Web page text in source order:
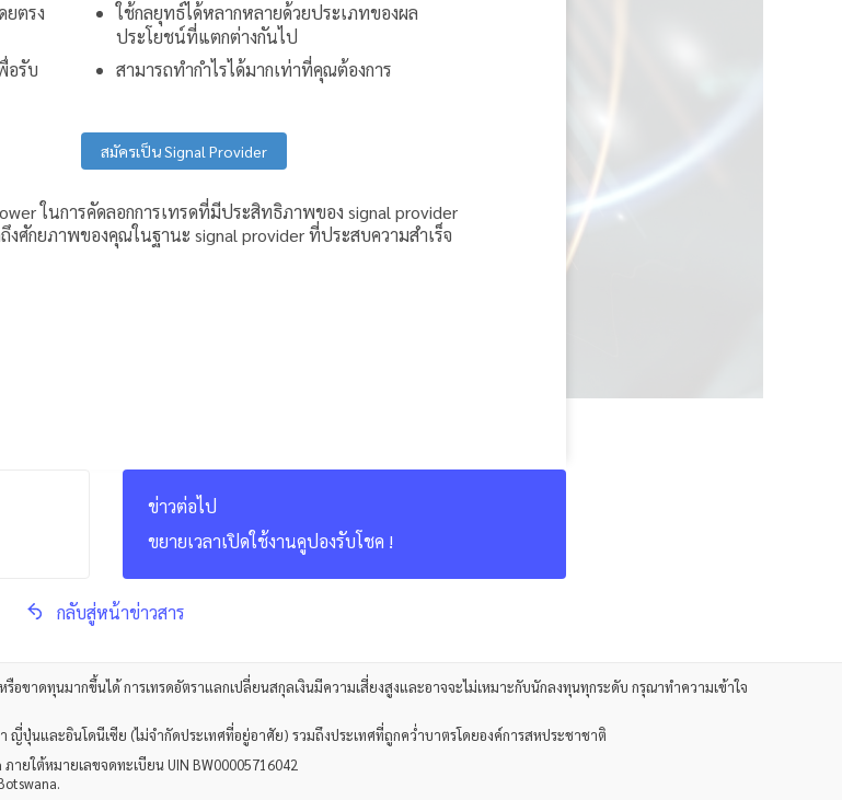
ยตรง
อรับ
ใช้กลยุทธ์ได้หลากหลายด้วยประเภทของผล
ประโยชน์ที่แตกต่างกันไป
สามารถทำกำไรได้มากเท่าที่คุณต้องการ
สมัครเป็น Signal Provider
ในการคัดลอกการเทรดที่มีประสิทธิภาพของ signal provider
ศักยภาพของคุณในฐานะ signal provider ที่ประสบความสำเร็จ
ข่าวต่อไป
ขยายเวลาเปิดใช้งานคูปองรับโชค !
กลับสู่หน้าข่าวสาร
รือขาดทุนมากขึ้นได้ การเทรดอัตราแลกเปลี่ยนสกุลเงินมีความเสี่ยงสูงและอาจจะไม่เหมาะกับนักลงทุนทุกระดับ กรุณาทำความเข้าใจ
ปุ่นและอินโดนีเซีย (ไม่จำกัดประเทศที่อยู่อาศัย) รวมถึงประเทศที่ถูกคว่ำบาตรโดยองค์การสหประชาชาติ
ายใต้หมายเลขจดทะเบียน UIN BW00005716042